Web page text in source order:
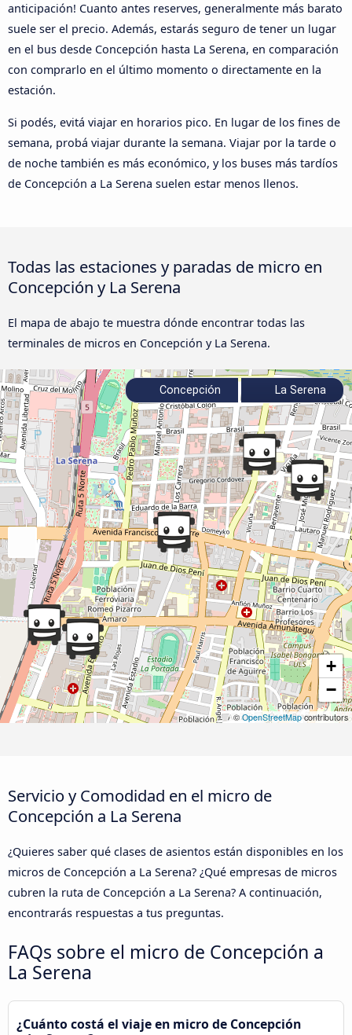
anticipación! Cuanto antes reserves, generalmente más barato
suele ser el precio. Además, estarás seguro de tener un lugar
en el bus desde Concepción hasta La Serena, en comparación
con comprarlo en el último momento o directamente en la
estación.
Si podés, evitá viajar en horarios pico. En lugar de los fines de
semana, probá viajar durante la semana. Viajar por la tarde o
de noche también es más económico, y los buses más tardíos
de Concepción a La Serena suelen estar menos llenos.
Todas las estaciones y paradas de micro en
Concepción y La Serena
El mapa de abajo te muestra dónde encontrar todas las
terminales de micros en Concepción y La Serena.
+
−
©OpenStreetMapcontributors
Concepción La Serena
Servicio y Comodidad en el micro de
Concepción a La Serena
¿Quieres saber qué clases de asientos están disponibles en los
micros de Concepción a La Serena? ¿Qué empresas de micros
cubren la ruta de Concepción a La Serena? A continuación,
encontrarás respuestas a tus preguntas.
FAQs sobre el micro de Concepción a
La Serena
¿Cuánto costá el viaje en micro de Concepción